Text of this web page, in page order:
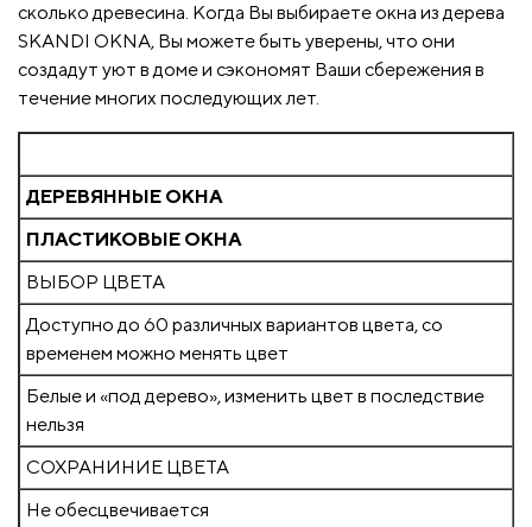
сколько древесина. Когда Вы выбираете окна из дерева
SKANDI OKNA, Вы можете быть уверены, что они
создадут уют в доме и сэкономят Ваши сбережения в
течение многих последующих лет.
ДЕРЕВЯННЫЕ ОКНА
ПЛАСТИКОВЫЕ ОКНА
ВЫБОР ЦВЕТА
Доступно до 60 различных вариантов цвета, со
временем можно менять цвет
Белые и «под дерево», изменить цвет в последствие
нельзя
СОХРАНИНИЕ ЦВЕТА
Не обесцвечивается